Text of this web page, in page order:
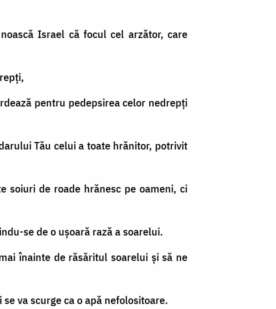
Israel că focul cel arzător, care
pentru pedepsirea celor nedrepţi
Tău celui a toate hrănitor, potrivit
soiuri de roade hrănesc pe oameni, ci
se de o uşoară rază a soarelui.
înainte de răsăritul soarelui şi să ne
va scurge ca o apă nefolositoare.